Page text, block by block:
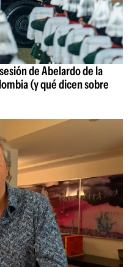
de Abelardo de la
(y qué dicen sobre